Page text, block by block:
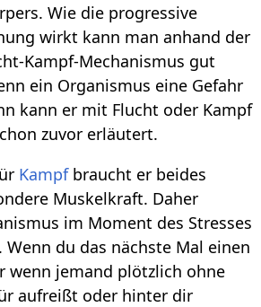
Wie die progressive
wirkt kann man anhand der
Kampf-Mechanismus gut
ein Organismus eine Gefahr
kann er mit Flucht oder Kampf
zuvor erläutert.
Kampfbraucht er beides
Muskelkraft. Daher
im Moment des Stresses
du das nächste Mal einen
wenn jemand plötzlich ohne
aufreißt oder hinter dir